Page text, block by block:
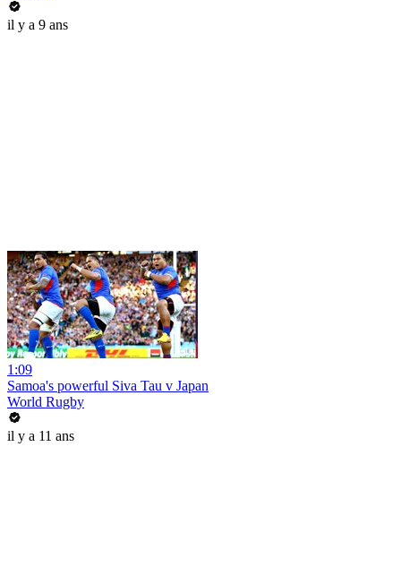
il y a 9 ans
1:09
Samoa's powerful Siva Tau v Japan
World Rugby
il y a 11 ans